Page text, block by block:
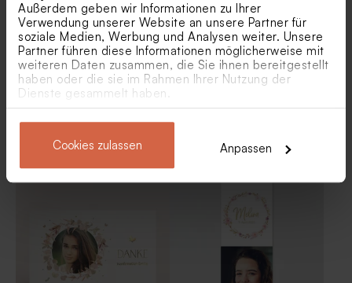
Außerdem geben wir Informationen zu Ihrer
Verwendung unserer Website an unsere Partner für
soziale Medien, Werbung und Analysen weiter. Unsere
Partner führen diese Informationen möglicherweise mit
weiteren Daten zusammen, die Sie ihnen bereitgestellt
haben oder die sie im Rahmen Ihrer Nutzung der
Dienste gesammelt haben.
Cookies zulassen Anpassen
Optik
Stilvolles Kirchenheft in
Gastgeschenk Geburt
'Goldbärchen' mit Foto
Konfirmation mit Foto
Konfirmation mit